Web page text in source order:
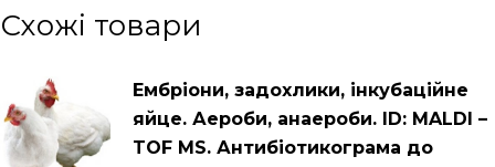
Схожі товари
Ембріони, задохлики, інкубаційне
яйце. Аероби, анаероби. ID: MALDI –
TOF MS. Антибіотикограма до